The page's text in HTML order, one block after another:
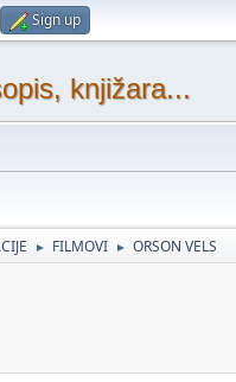
Sign up
knjižara...
► FILMOVI ► ORSON VELS